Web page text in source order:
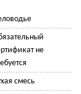
не
смесь